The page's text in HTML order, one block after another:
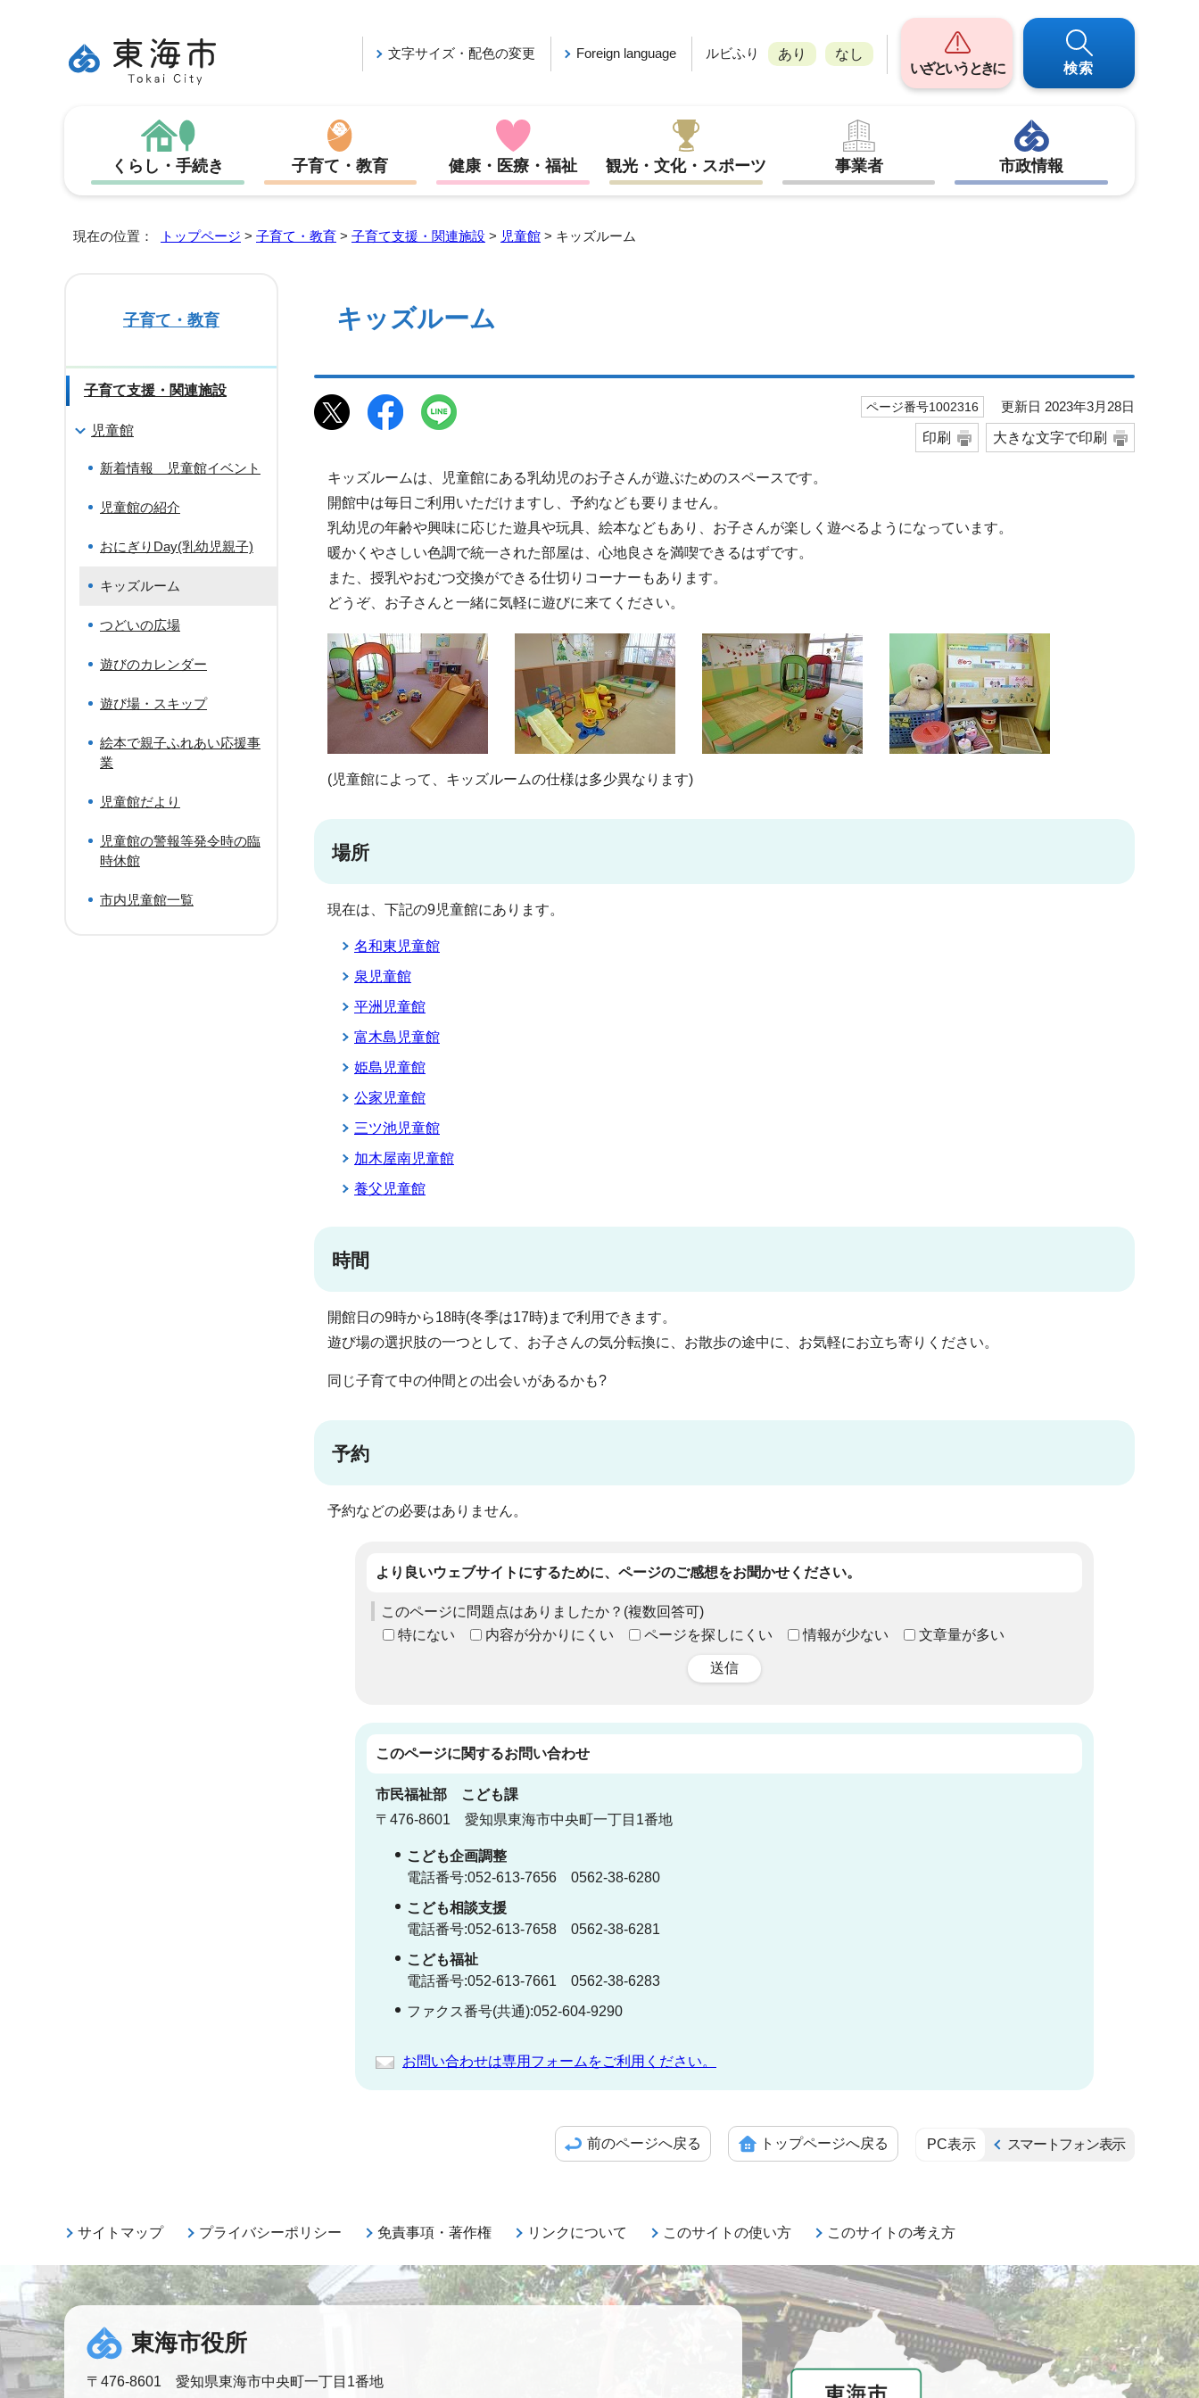
文字サイズ・配色の変更 Foreign language ルビふり あり
なし
いざというときに
検索
くらし・手続き 子育て・教育 健康・医療・福祉 観光・文化・スポーツ 事業者 市政情報
現在の位置： トップページ > 子育て・教育 > 子育て支援・関連施設 > 児童館 > キッズルーム
キッズルーム
ページ番号1002316 更新日 2023年3月28日
印刷 大きな文字で印刷
キッズルームは、児童館にある乳幼児のお子さんが遊ぶためのスペースです。
開館中は毎日ご利用いただけますし、予約なども要りません。
乳幼児の年齢や興味に応じた遊具や玩具、絵本などもあり、お子さんが楽しく遊べるようになっています。
暖かくやさしい色調で統一された部屋は、心地良さを満喫できるはずです。
また、授乳やおむつ交換ができる仕切りコーナーもあります。
どうぞ、お子さんと一緒に気軽に遊びに来てください。
(児童館によって、キッズルームの仕様は多少異なります)
場所
現在は、下記の9児童館にあります。
名和東児童館
泉児童館
平洲児童館
富木島児童館
姫島児童館
公家児童館
三ツ池児童館
加木屋南児童館
養父児童館
時間
開館日の9時から18時(冬季は17時)まで利用できます。
遊び場の選択肢の一つとして、お子さんの気分転換に、お散歩の途中に、お気軽にお立ち寄りください。
同じ子育て中の仲間との出会いがあるかも?
予約
予約などの必要はありません。
より良いウェブサイトにするために、ページのご感想をお聞かせください。
このページに問題点はありましたか？(複数回答可)
特にない
内容が分かりにくい ページを探しにくい 情報が少ない 文章量が多い
送信
このページに関するお問い合わせ
市民福祉部
こども課
〒476-8601 愛知県東海市中央町一丁目1番地
こども企画調整
電話番号:052-613-7656 0562-38-6280
こども相談支援
電話番号:052-613-7658 0562-38-6281
こども福祉
電話番号:052-613-7661 0562-38-6283
ファクス番号(共通):052-604-9290
お問い合わせは専用フォームをご利用ください。
子育て・教育
子育て支援・関連施設
児童館
新着情報 児童館イベント
児童館の紹介
おにぎりDay(乳幼児親子)
キッズルーム
つどいの広場
遊びのカレンダー
遊び場・スキップ
絵本で親子ふれあい応援事
業
児童館だより
児童館の警報等発令時の臨
時休館
市内児童館一覧
前のページへ戻る トップページへ戻る PC表示 スマートフォン表示
サイトマップ プライバシーポリシー 免責事項・著作権 リンクについて このサイトの使い方 このサイトの考え方
東海市役所
〒476-8601 愛知県東海市中央町一丁目1番地